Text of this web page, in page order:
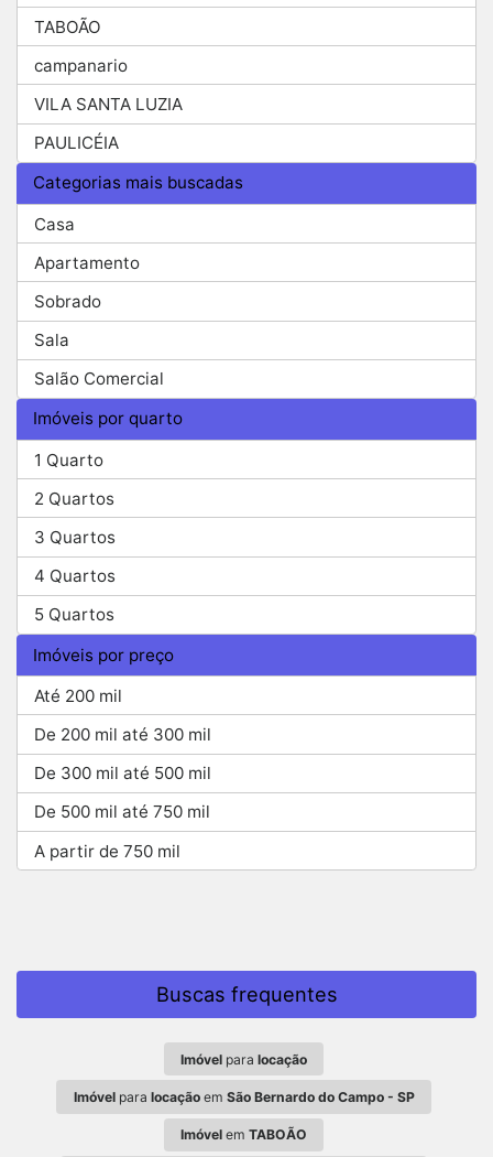
TABOÃO
campanario
VILA SANTA LUZIA
PAULICÉIA
Categorias mais buscadas
Casa
Apartamento
Sobrado
Sala
Salão Comercial
Imóveis por quarto
1 Quarto
2 Quartos
3 Quartos
4 Quartos
5 Quartos
Imóveis por preço
Até 200 mil
De 200 mil até 300 mil
De 300 mil até 500 mil
De 500 mil até 750 mil
A partir de 750 mil
Buscas frequentes
Imóvel para locação
Imóvelpara locaçãoem São Bernardo do Campo - SP
Imóvel em TABOÃO